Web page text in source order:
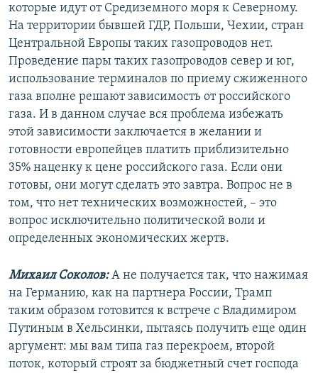
которые идут от Средиземного моря к Северному.
На территории бывшей ГДР, Польши, Чехии, стран
Центральной Европы таких газопроводов нет.
Проведение пары таких газопроводов север и юг,
использование терминалов по приему сжиженного
газа вполне решают зависимость от российского
газа. И в данном случае вся проблема избежать
этой зависимости заключается в желании и
готовности европейцев платить приблизительно
35% наценку к цене российского газа. Если они
готовы, они могут сделать это завтра. Вопрос не в
том, что нет технических возможностей, – это
вопрос исключительно политической воли и
определенных экономических жертв.
Михаил Соколов:А не получается так, что нажимая
на Германию, как на партнера России, Трамп
таким образом готовится к встрече с Владимиром
Путиным в Хельсинки, пытаясь получить еще один
аргумент: мы вам типа газ перекроем, второй
поток, который строят за бюджетный счет господа